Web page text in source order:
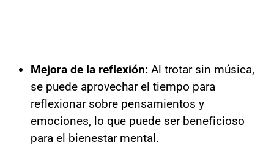
Mejora de la reflexión: Al trotar sin música,
se puede aprovechar el tiempo para
reflexionar sobre pensamientos y
emociones, lo que puede ser beneficioso
para el bienestar mental.